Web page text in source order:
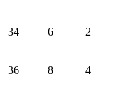
34 6 2
36 8 4